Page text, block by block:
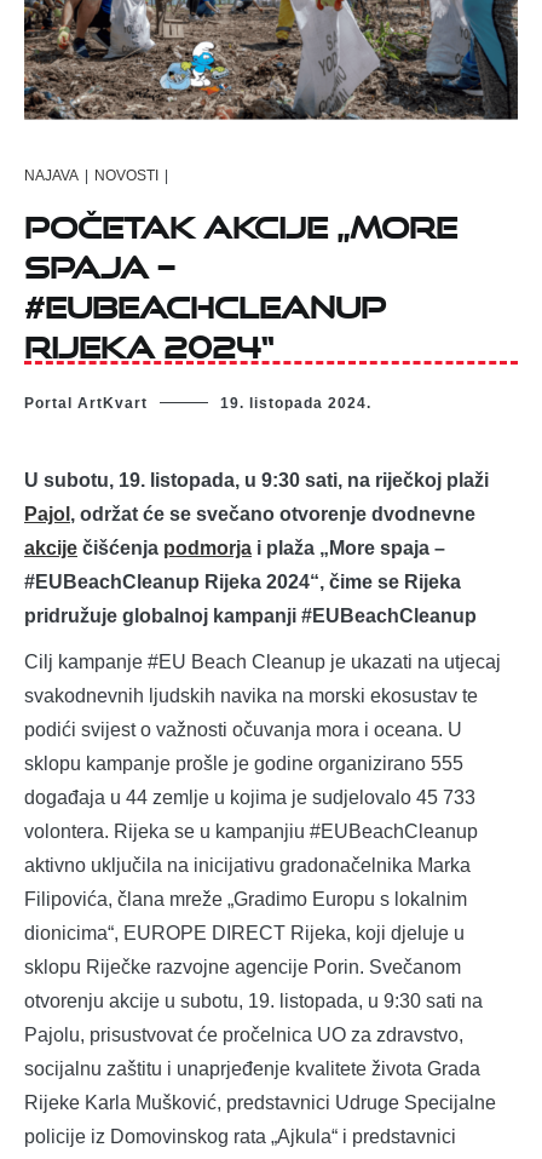
NAJAVA | NOVOSTI |
Početak akcije „More
spaja –
#EUBeachCleanup
Rijeka 2024“
Portal ArtKvart 19. listopada 2024.
U subotu, 19. listopada, u 9:30 sati, na riječkoj plaži
Pajol , održat će se svečano otvorenje dvodnevne
akcije čišćenja podmorja i plaža „More spaja –
#EUBeachCleanup Rijeka 2024“, čime se Rijeka
pridružuje globalnoj kampanji #EUBeachCleanup
Cilj kampanje #EU Beach Cleanup je ukazati na utjecaj
svakodnevnih ljudskih navika na morski ekosustav te
podići svijest o važnosti očuvanja mora i oceana. U
sklopu kampanje prošle je godine organizirano 555
događaja u 44 zemlje u kojima je sudjelovalo 45 733
volontera. Rijeka se u kampanjiu #EUBeachCleanup
aktivno uključila na inicijativu gradonačelnika Marka
Filipovića, člana mreže „Gradimo Europu s lokalnim
dionicima“, EUROPE DIRECT Rijeka, koji djeluje u
sklopu Riječke razvojne agencije Porin. Svečanom
otvorenju akcije u subotu, 19. listopada, u 9:30 sati na
Pajolu, prisustvovat će pročelnica UO za zdravstvo,
socijalnu zaštitu i unaprjeđenje kvalitete života Grada
Rijeke Karla Mušković, predstavnici Udruge Specijalne
policije iz Domovinskog rata „Ajkula“ i predstavnici